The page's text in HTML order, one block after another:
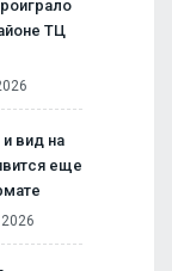
ТЦ
вид на
еще